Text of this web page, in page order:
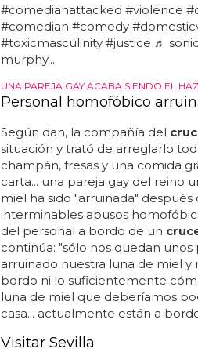
#comedianattacked #violence
#comedian #comedy
#toxicmasculinity #justice ♬
murphy...
UNA PAREJA GAY ACABA SIENDO EL
Personal homofóbico
Según dan, la compañía del
situación y trató de arreglarlo
champán, fresas y una comida
carta... una pareja gay del reino
miel ha sido "arruinada"
interminables abusos
del personal a bordo de un
continúa: "sólo nos quedan unos
arruinado nuestra luna de miel y
bordo ni lo suficientemente
luna de miel que deberíamos
casa... actualmente están a
Visitar Sevilla